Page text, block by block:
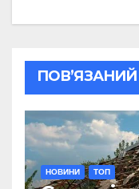
НОВИНИ ТОП